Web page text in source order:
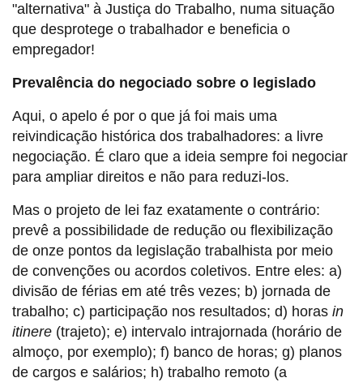
"alternativa" à Justiça do Trabalho, numa situação
que desprotege o trabalhador e beneficia o
empregador!
Prevalência do negociado sobre o legislado
Aqui, o apelo é por o que já foi mais uma
reivindicação histórica dos trabalhadores: a livre
negociação. É claro que a ideia sempre foi negociar
para ampliar direitos e não para reduzi-los.
Mas o projeto de lei faz exatamente o contrário:
prevê a possibilidade de redução ou flexibilização
de onze pontos da legislação trabalhista por meio
de convenções ou acordos coletivos. Entre eles: a)
divisão de férias em até três vezes; b) jornada de
trabalho; c) participação nos resultados; d) horas in
itinere (trajeto); e) intervalo intrajornada (horário de
almoço, por exemplo); f) banco de horas; g) planos
de cargos e salários; h) trabalho remoto (a